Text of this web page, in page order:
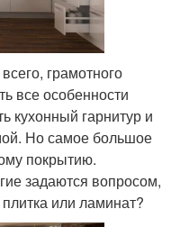
грамотного
все особенности
кухонный гарнитур и
Но самое большое
покрытию.
задаются вопросом,
или ламинат?